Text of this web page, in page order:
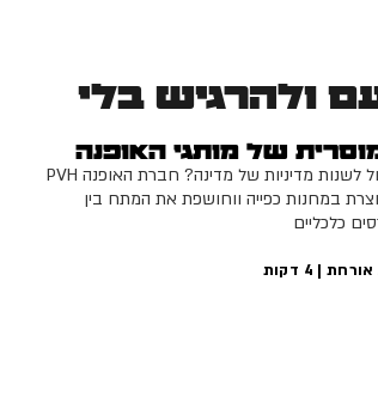
ולהרגיש בלי
של מותגי האופנה
האם חרם כלכלי יכול לשנות מדיניות של מדינה? חברת האופנה PVH
במחנות כפייה ווחושפת את המתח בין
כלכליים
4 דקות